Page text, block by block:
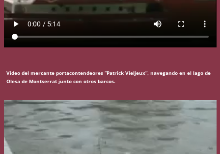
Video del mercante portacontendeores “Patrick Vieljeux”, navegando en el lago de
Olesa de Montserrat junto con otros barcos.